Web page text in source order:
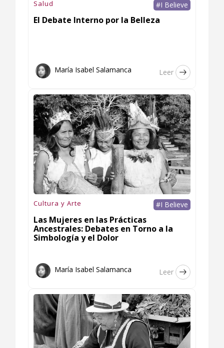
Salud #I Believe
El Debate Interno por la Belleza
María Isabel Salamanca Leer
Cultura y Arte #I Believe
Las Mujeres en las Prácticas
Ancestrales: Debates en Torno a la
Simbología y el Dolor
María Isabel Salamanca Leer